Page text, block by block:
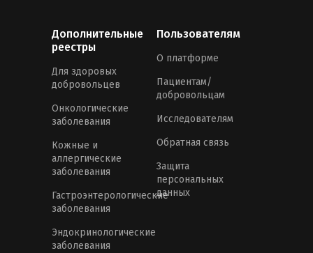
Дополнительные
реестры
Для здоровых
добровольцев
Онкологические
заболевания
Кожные и
аллергические
заболевания
Гастроэнтерологические
заболевания
Эндокринологические
заболевания
Пользователям
О платформе
Пациентам/
добровольцам
Исследователям
Обратная связь
Защита
персональных
данных